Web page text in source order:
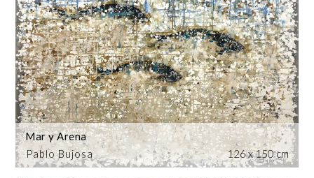
Pablo Bujosa
Mar y Arena
126 x 150 cm